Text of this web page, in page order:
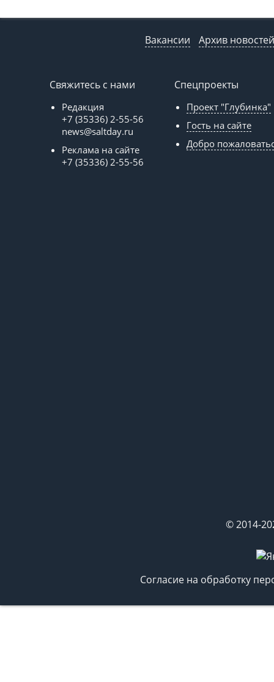
Вакансии Архив новостей
Свяжитесь с нами
Редакция
+7 (35336) 2-55-56
news@saltday.ru
Реклама на сайте
+7 (35336) 2-55-56
Спецпроекты
Проект "Глубинка"
Гость на сайте
Добро
© 2014-
Согласие на обработку